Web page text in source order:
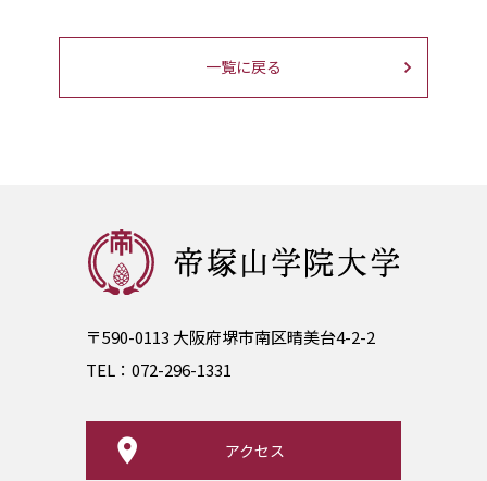
一覧に戻る
〒590-0113 大阪府堺市南区晴美台4-2-2
TEL： 072-296-1331
アクセス